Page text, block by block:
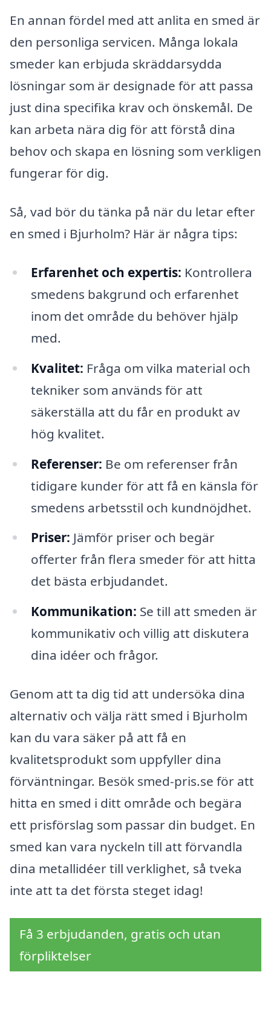
En annan fördel med att anlita en smed är
den personliga servicen. Många lokala
smeder kan erbjuda skräddarsydda
lösningar som är designade för att passa
just dina specifika krav och önskemål. De
kan arbeta nära dig för att förstå dina
behov och skapa en lösning som verkligen
fungerar för dig.
Så, vad bör du tänka på när du letar efter
en smed i Bjurholm? Här är några tips:
Erfarenhet och expertis: Kontrollera
smedens bakgrund och erfarenhet
inom det område du behöver hjälp
med.
Kvalitet: Fråga om vilka material och
tekniker som används för att
säkerställa att du får en produkt av
hög kvalitet.
Referenser: Be om referenser från
tidigare kunder för att få en känsla för
smedens arbetsstil och kundnöjdhet.
Priser: Jämför priser och begär
offerter från flera smeder för att hitta
det bästa erbjudandet.
Kommunikation: Se till att smeden är
kommunikativ och villig att diskutera
dina idéer och frågor.
Genom att ta dig tid att undersöka dina
alternativ och välja rätt smed i Bjurholm
kan du vara säker på att få en
kvalitetsprodukt som uppfyller dina
förväntningar. Besök smed-pris.se för att
hitta en smed i ditt område och begära
ett prisförslag som passar din budget. En
smed kan vara nyckeln till att förvandla
dina metallidéer till verklighet, så tveka
inte att ta det första steget idag!
Få 3 erbjudanden, gratis och utan
förpliktelser